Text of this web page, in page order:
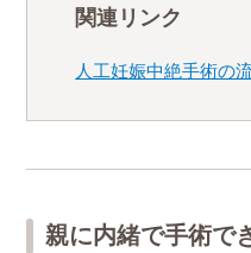
関連リンク
人工妊娠中絶手術の
親に内緒で手術で